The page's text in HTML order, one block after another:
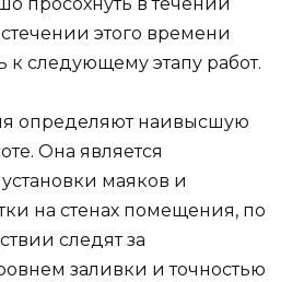
этого времени
к следующему этапу работ.
определяют наивысшую
Она является
маяков и
на стенах помещения, по
следят за
заливки и точностью